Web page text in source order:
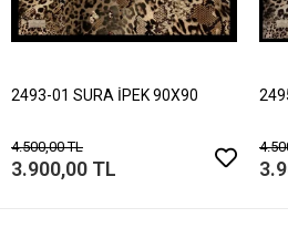
2493-01 SURA İPEK 90X90
4.500,00 TL
3.900,00 TL